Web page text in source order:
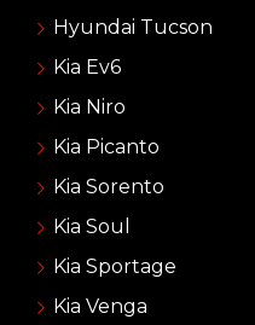
Hyundai Tucson
Kia Ev6
Kia Niro
Kia Picanto
Kia Sorento
Kia Soul
Kia Sportage
Kia Venga